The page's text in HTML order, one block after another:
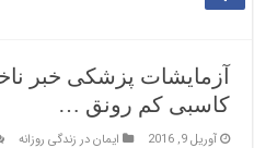
آزمایشات پزشکی خبر
کاسبی کم رونق …
آوریل 9, 2016 ایمان در زندگی روزانه